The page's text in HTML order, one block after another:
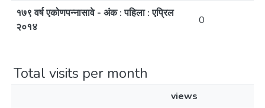
१७९ वर्ष एकोणपन्नासावे - अंक : पहिला : एप्रिल
२०१४
0
Total visits per month
views